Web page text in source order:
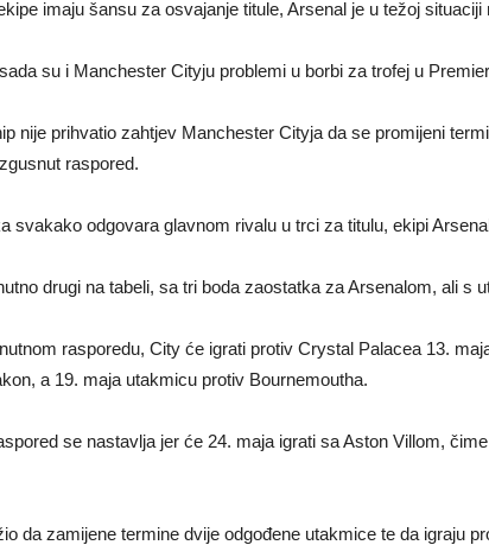
imaju šansu za osvajanje titule, Arsenal je u težoj
su i Manchester Cityju problemi u borbi za trofej u
nije prihvatio zahtjev Manchester Cityja da se promijeni
raspored.
svakako odgovara glavnom rivalu u trci za titulu, ekipi
drugi na tabeli, sa tri boda zaostatka za Arsenalom, ali s
rasporedu, City će igrati protiv Crystal Palacea 13.
a 19. maja utakmicu protiv Bournemoutha.
se nastavlja jer će 24. maja igrati sa Aston Villom,
da zamijene termine dvije odgođene utakmice te da igraju